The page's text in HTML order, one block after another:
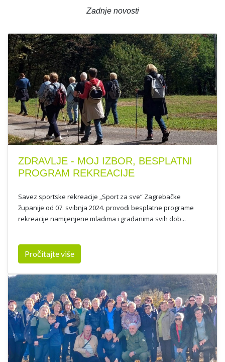
Zadnje novosti
ZDRAVLJE - MOJ IZBOR, BESPLATNI
PROGRAM REKREACIJE
Savez sportske rekreacije „Sport za sve“ Zagrebačke
županije od 07. svibnja 2024. provodi besplatne programe
rekreacije namijenjene mladima i građanima svih dob...
Pročitajte više